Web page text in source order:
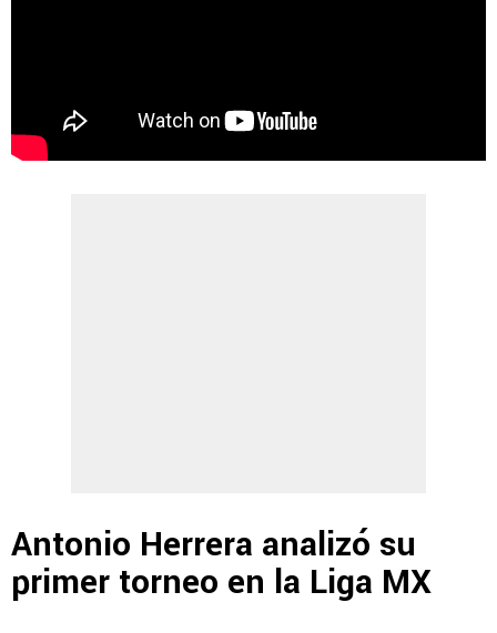
Antonio Herrera analizó su
primer torneo en la Liga MX